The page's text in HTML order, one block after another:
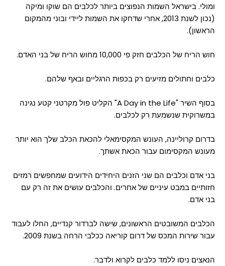
ומולי. בישראל השמות הנפוצים ביותר לכלבים הם שוקו ומיקה
(נכון לשנת 2013, אחרי שדחקו את השמות ליידי ובוני מהמקום
הראשון).
חוש הריח של הכלבים חזק פי 10,000 מחוש הריח של בני האדם.
כלבים וחתולים מזיעים רק בכפות הרגליים ובאף שלהם.
בסוף השיר "A Day in the Life" הקליט פול מקרטני קטע נגינה
במשרוקית שנשמעת רק לכלבים.
בדרום קרוליינה, העונש המקסימאלי להכאת הכלב שלך הוא יותר
מעונש המקסימום עבור הכאת אשתך.
בני אדם וכלבים הם שני הזנים היחידים הידועים שמחפשים רמזים
חזותיים במבט עיניים של אחרים. והכלבים עושים את זה רק עם
בני אדם.
הכלבים המשובטים הראשונים, שישה לברדור קנדיים, החלו לעבוד
עבור שירות המכס של דרום קוריאה ככלבי הרחה בשנת 2009.
הנאצים ניסו ללמד כלבים לקרוא ולדבר.